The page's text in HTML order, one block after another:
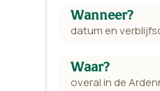
Wanneer?
Waar?